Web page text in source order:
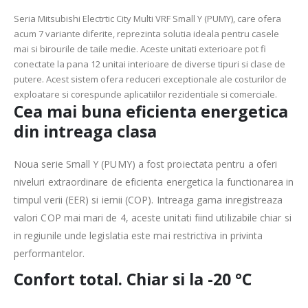
Seria Mitsubishi Electrtic City Multi VRF Small Y (PUMY), care ofera
acum 7 variante diferite, reprezinta solutia ideala pentru casele
mai si birourile de taile medie. Aceste unitati exterioare pot fi
conectate la pana 12 unitai interioare de diverse tipuri si clase de
putere. Acest sistem ofera reduceri exceptionale ale costurilor de
exploatare si corespunde aplicatiilor rezidentiale si comerciale.
Cea mai buna eficienta energetica
din intreaga clasa
Noua serie Small Y (PUMY) a fost proiectata pentru a oferi
niveluri extraordinare de eficienta energetica la functionarea in
timpul verii (EER) si iernii (COP). Intreaga gama inregistreaza
valori COP mai mari de 4, aceste unitati fiind utilizabile chiar si
in regiunile unde legislatia este mai restrictiva in privinta
performantelor.
Confort total. Chiar si la -20 °C